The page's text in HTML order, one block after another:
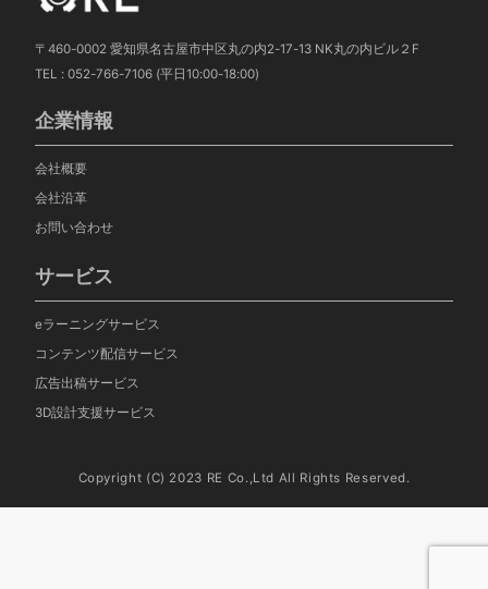
〒460-0002 愛知県名古屋市中区丸の内2-17-13 NK丸の内ビル２F
TEL : 052-766-7106 (平日10:00-18:00)
企業情報
会社概要
会社沿革
お問い合わせ
サービス
eラーニングサービス
コンテンツ配信サービス
広告出稿サービス
3D設計支援サービス
Copyright (C) 2023 RE Co.,Ltd All Rights Reserved.